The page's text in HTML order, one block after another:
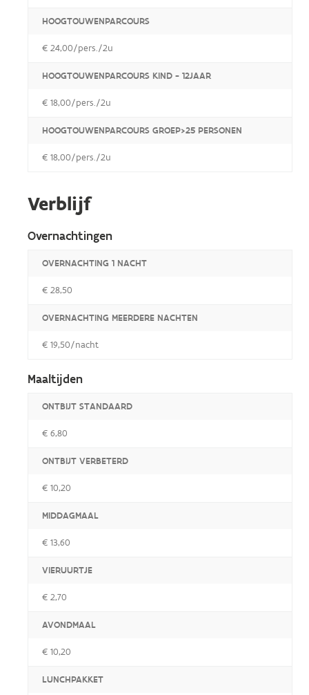
HOOGTOUWENPARCOURS
€ 24,00/pers./2u
HOOGTOUWENPARCOURS KIND - 12JAAR
€ 18,00/pers./2u
HOOGTOUWENPARCOURS GROEP>25 PERSONEN
€ 18,00/pers./2u
Verblijf
Overnachtingen
OVERNACHTING 1 NACHT
€ 28,50
OVERNACHTING MEERDERE NACHTEN
€ 19,50/nacht
Maaltijden
ONTBIJT STANDAARD
€ 6,80
ONTBIJT VERBETERD
€ 10,20
MIDDAGMAAL
€ 13,60
VIERUURTJE
€ 2,70
AVONDMAAL
€ 10,20
LUNCHPAKKET